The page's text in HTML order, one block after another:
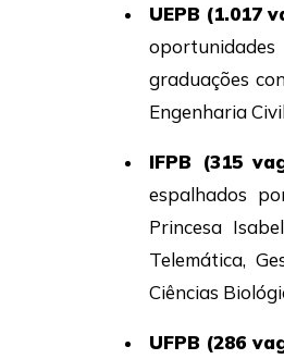
UEPB (1.017
graduações
Engenharia
IFPB (315
espalhados
Princesa
Telemática,
Ciências
UFPB (286